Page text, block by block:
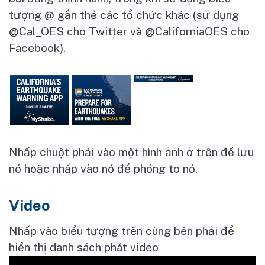
tượng @ gắn thẻ các tổ chức khác (sử dụng
@Cal_OES cho Twitter và @CaliforniaOES cho
Facebook).
Nhấp chuột phải vào một hình ảnh ở trên để lưu
nó hoặc nhấp vào nó để phóng to nó.
Video
Nhấp vào biểu tượng trên cùng bên phải để
hiển thị danh sách phát video